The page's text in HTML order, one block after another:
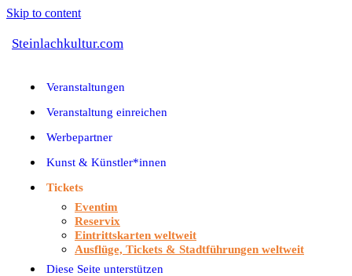
Skip to content
Steinlachkultur.com
Veranstaltungen
Veranstaltung einreichen
Werbepartner
Kunst & Künstler*innen
Tickets
Eventim
Reservix
Eintrittskarten weltweit
Ausflüge, Tickets & Stadtführungen weltweit
Diese Seite unterstützen